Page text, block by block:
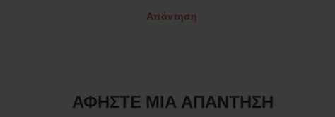
Απάντηση
ΑΦΉΣΤΕ ΜΙΑ ΑΠΆΝΤΗΣΗ